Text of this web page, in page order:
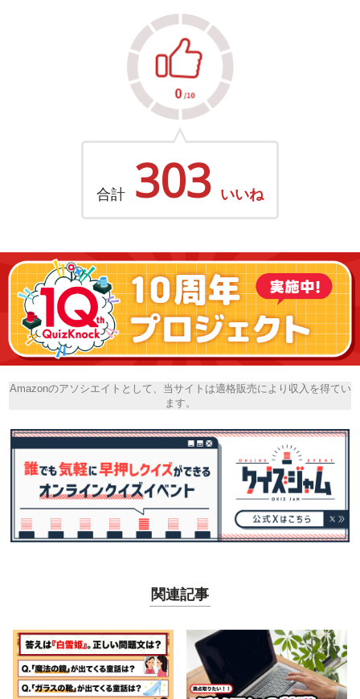
合計 303 いいね
Amazonのアソシエイトとして、当サイトは適格販売により収入を得てい
ます。
関連記事